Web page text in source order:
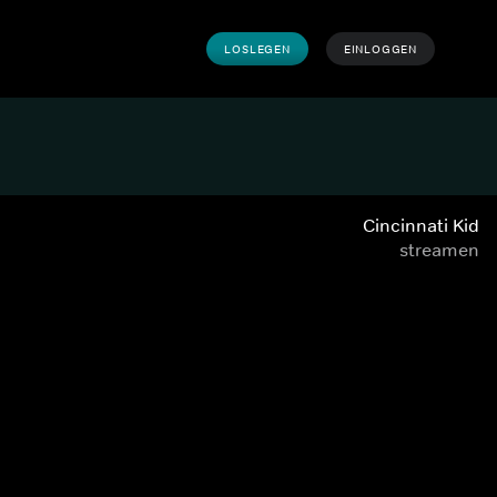
LOSLEGEN EINLOGGEN
Cincinnati Kid
streamen